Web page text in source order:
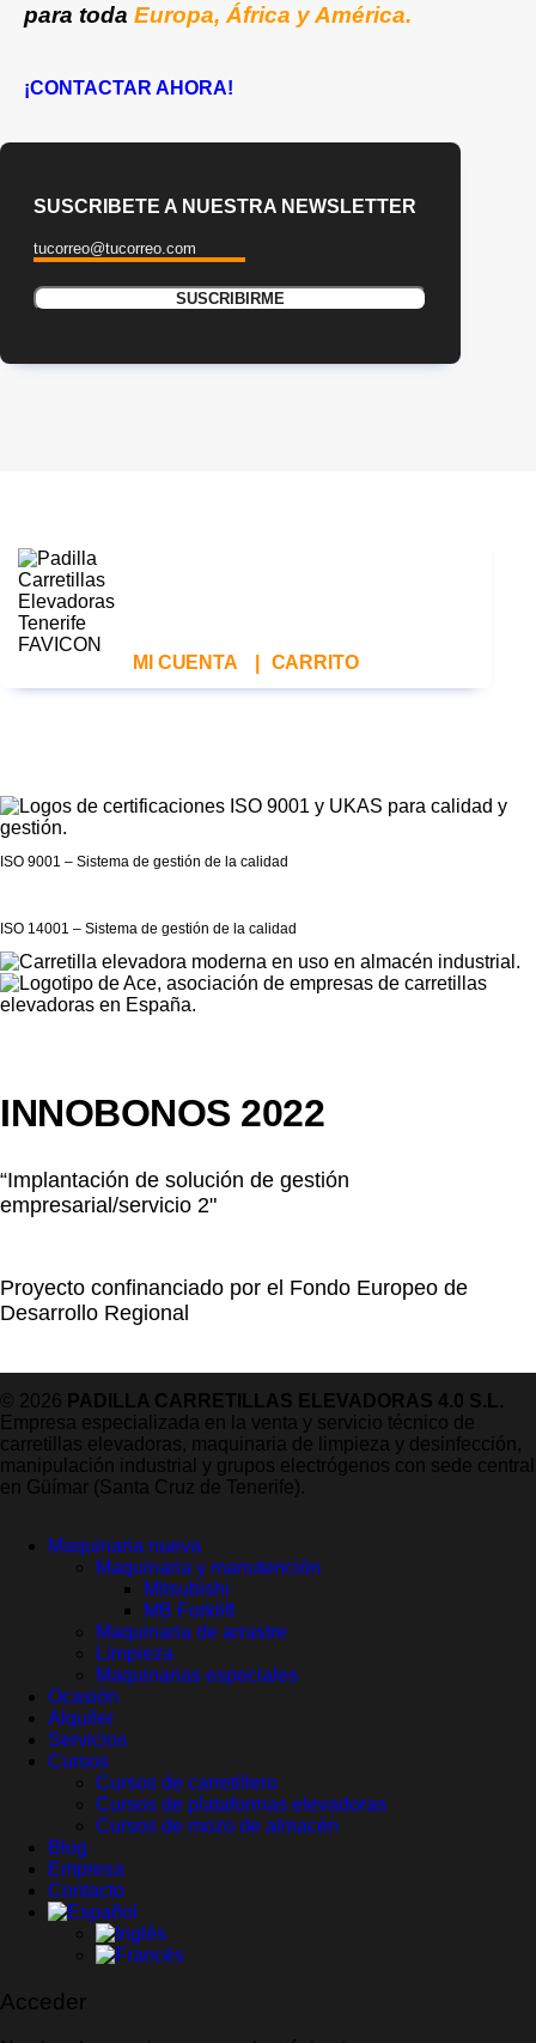
para toda Europa, África y América.
¡CONTACTAR AHORA!
SUSCRIBETE A NUESTRA NEWSLETTER
MI CUENTA CARRITO
ISO 9001 – Sistema de gestión de la calidad
ISO 14001 – Sistema de gestión de la calidad
INNOBONOS 2022
“Implantación de solución de gestión
empresarial/servicio 2"
Proyecto confinanciado por el Fondo Europeo de
Desarrollo Regional
© 2026 PADILLA CARRETILLAS ELEVADORAS 4.0 S.L.
Empresa especializada en la venta y servicio técnico de
carretillas elevadoras, maquinaria de limpieza y desinfección,
manipulación industrial y grupos electrógenos con sede central
en Güímar (Santa Cruz de Tenerife).
Maquinaria nueva
Maquinaria y manutención
Mitsubishi
MB Forklift
Maquinaria de arrastre
Limpieza
Maquinarias especiales
Ocasión
Alquiler
Servicios
Cursos
Cursos de carretillero
Cursos de plataformas elevadoras
Cursos de mozo de almacén
Blog
Empresa
Contacto
Acceder